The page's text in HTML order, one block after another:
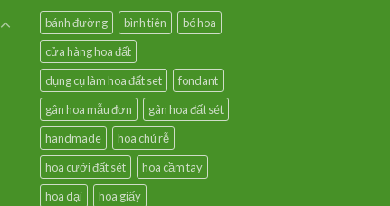
bánh đường bình tiên
bó hoa
cửa hàng hoa đất
dụng cụ làm hoa đất set
fondant
gân hoa mẫu đơn
gân hoa đất sét
handmade
hoa chú rễ
hoa cưới đất sét
hoa cầm tay
hoa dại
hoa giấy